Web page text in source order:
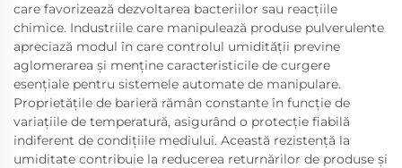
care favorizează dezvoltarea bacteriilor sau reacțiile
chimice. Industriile care manipulează produse pulverulente
apreciază modul în care controlul umidității previne
aglomerarea și menține caracteristicile de curgere
esențiale pentru sistemele automate de manipulare.
Proprietățile de barieră rămân constante în funcție de
variațiile de temperatură, asigurând o protecție fiabilă
indiferent de condițiile mediului. Această rezistență la
umiditate contribuie la reducerea returnărilor de produse și